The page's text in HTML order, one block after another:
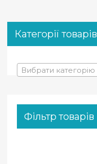
Категорії товарів
Вибрати категорію
Фільтр товарів